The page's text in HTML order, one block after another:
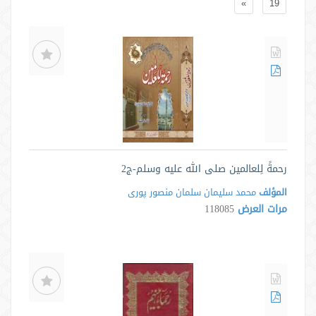
19
»
رحمةً لِلعالمين صلى الله عليه وسلم-ج2
المؤلف محمد سليمان سلمان منصور پورى
مرات العرض 118085